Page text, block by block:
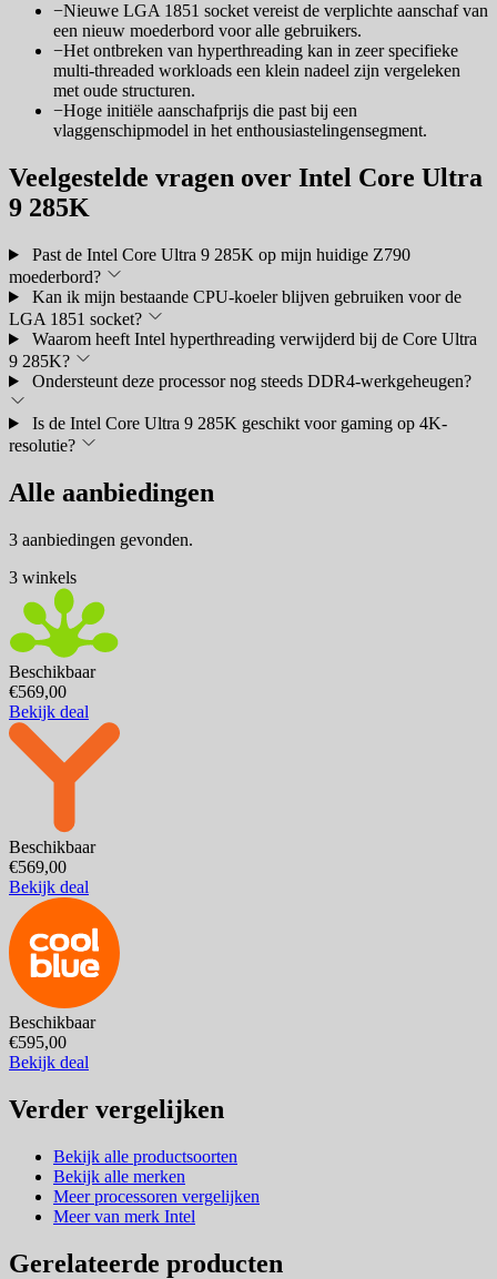
−Nieuwe LGA 1851 socket vereist de verplichte aanschaf van
een nieuw moederbord voor alle gebruikers.
−Het ontbreken van hyperthreading kan in zeer specifieke
multi-threaded workloads een klein nadeel zijn vergeleken
met oude structuren.
−Hoge initiële aanschafprijs die past bij een
vlaggenschipmodel in het enthousiastelingensegment.
Veelgestelde vragen over Intel Core Ultra
9 285K
Past de Intel Core Ultra 9 285K op mijn huidige Z790
moederbord?
Kan ik mijn bestaande CPU-koeler blijven gebruiken voor de
LGA 1851 socket?
Waarom heeft Intel hyperthreading verwijderd bij de Core Ultra
9 285K?
Ondersteunt deze processor nog steeds DDR4-werkgeheugen?
Is de Intel Core Ultra 9 285K geschikt voor gaming op 4K-
resolutie?
Alle aanbiedingen
3 aanbiedingen gevonden.
3 winkels
Beschikbaar
€569,00
Bekijk deal
Beschikbaar
€569,00
Bekijk deal
Beschikbaar
€595,00
Bekijk deal
Verder vergelijken
Bekijk alle productsoorten
Bekijk alle merken
Meer processoren vergelijken
Meer van merk Intel
Gerelateerde producten